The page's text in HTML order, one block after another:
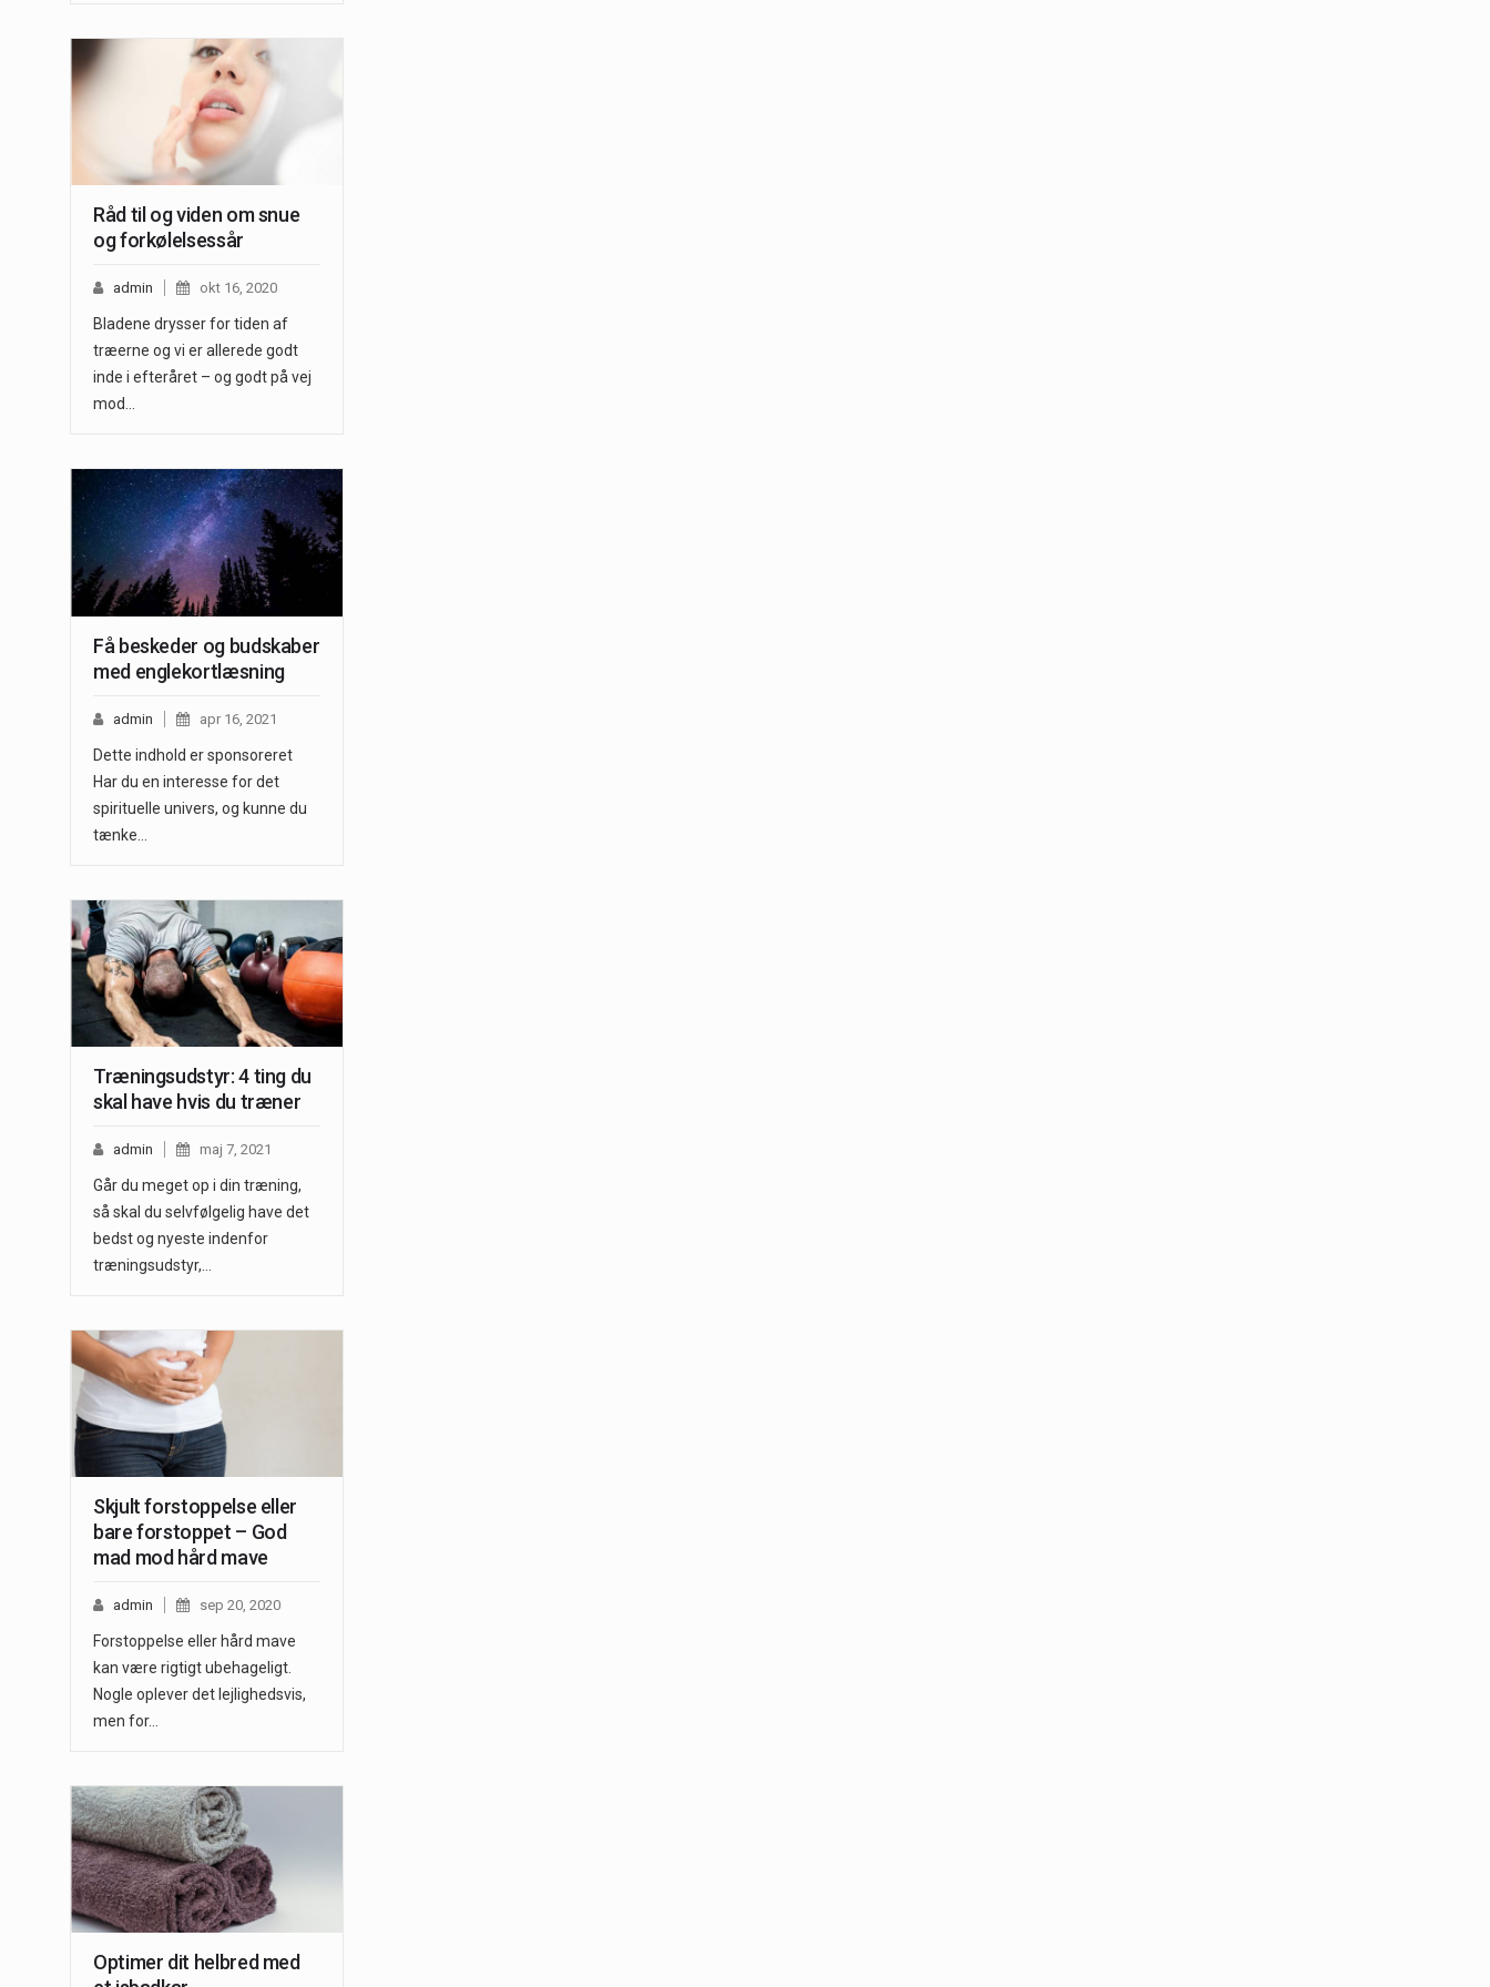
Råd til og viden om snue
og forkølelsessår
admin okt 16, 2020
Bladene drysser for tiden af
træerne og vi er allerede godt
inde i efteråret – og godt på vej
mod…
Få beskeder og budskaber
med englekortlæsning
admin apr 16, 2021
Dette indhold er sponsoreret
Har du en interesse for det
spirituelle univers, og kunne du
tænke…
Træningsudstyr: 4 ting du
skal have hvis du træner
admin maj 7, 2021
Går du meget op i din træning,
så skal du selvfølgelig have det
bedst og nyeste indenfor
træningsudstyr,…
Skjult forstoppelse eller
bare forstoppet – God
mad mod hård mave
admin sep 20, 2020
Forstoppelse eller hård mave
kan være rigtigt ubehageligt.
Nogle oplever det lejlighedsvis,
men for…
Optimer dit helbred med